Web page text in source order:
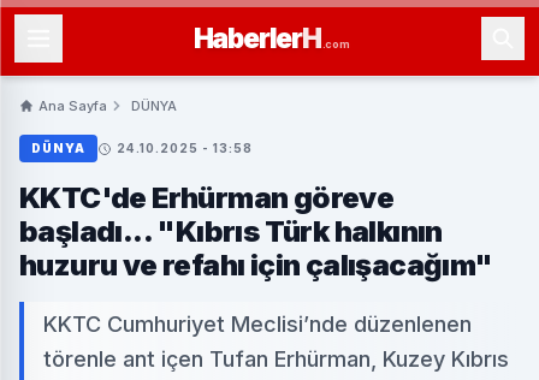
HaberlerH .com
Ana Sayfa DÜNYA
DÜNYA 24.10.2025 - 13:58
KKTC'de Erhürman göreve
başladı... "Kıbrıs Türk halkının
huzuru ve refahı için çalışacağım"
KKTC Cumhuriyet Meclisi’nde düzenlenen
törenle ant içen Tufan Erhürman, Kuzey Kıbrıs